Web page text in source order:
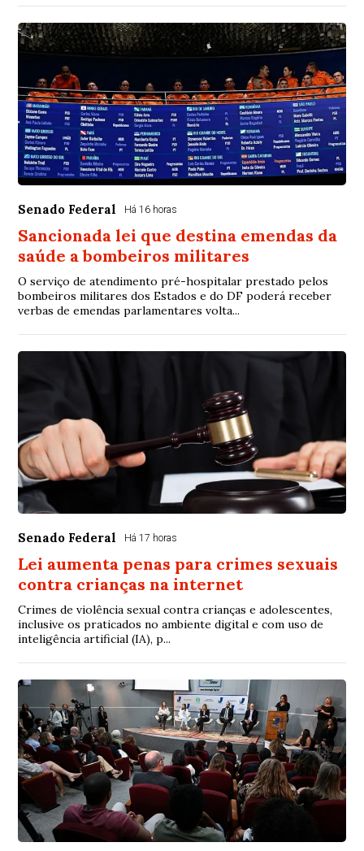
Senado Federal Há 16 horas
Sancionada lei que destina emendas da
saúde a bombeiros militares
O serviço de atendimento pré-hospitalar prestado pelos
bombeiros militares dos Estados e do DF poderá receber
verbas de emendas parlamentares volta...
Senado Federal Há 17 horas
Lei aumenta penas para crimes sexuais
contra crianças na internet
Crimes de violência sexual contra crianças e adolescentes,
inclusive os praticados no ambiente digital e com uso de
inteligência artificial (IA), p...